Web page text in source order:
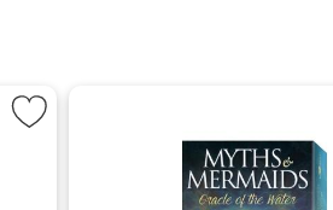
Set som favorit Markera